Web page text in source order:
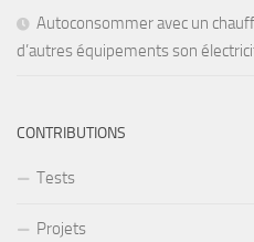
Autoconsommer avec un
d’autres équipements son
CONTRIBUTIONS
Tests
Projets